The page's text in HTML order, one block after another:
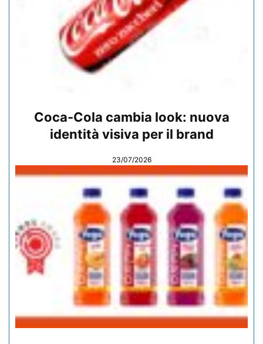
Coca-Cola cambia look: nuova
identità visiva per il brand
23/07/2026